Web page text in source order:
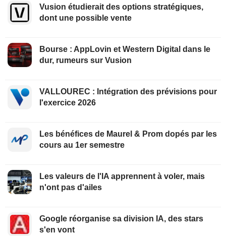
Vusion étudierait des options stratégiques,
dont une possible vente
Bourse : AppLovin et Western Digital dans le
dur, rumeurs sur Vusion
VALLOUREC : Intégration des prévisions pour
l'exercice 2026
Les bénéfices de Maurel & Prom dopés par les
cours au 1er semestre
Les valeurs de l'IA apprennent à voler, mais
n'ont pas d'ailes
Google réorganise sa division IA, des stars
s'en vont